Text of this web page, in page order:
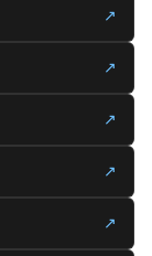
↗
↗
↗
↗
↗